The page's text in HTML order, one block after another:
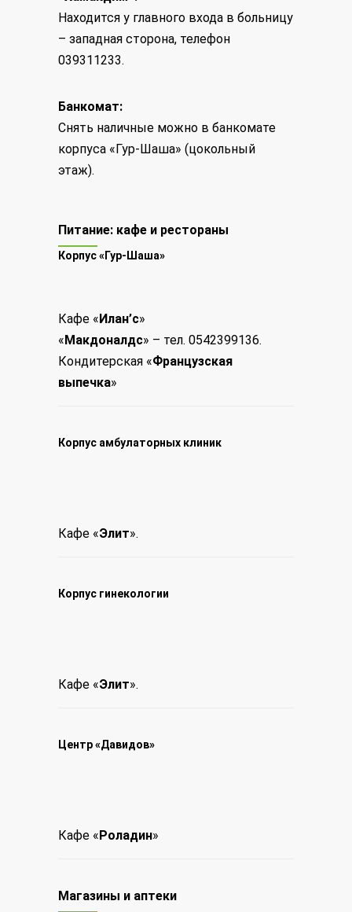
Находится у главного входа в больницу
– западная сторона, телефон
039311233.
Банкомат:
Снять наличные можно в банкомате
корпуса «Гур-Шаша» (цокольный
этаж).
Питание: кафе и рестораны
Корпус «Гур-Шаша»
Кафе « Илан’c»
« Макдоналдс» – тел. 0542399136.
Кондитерская «Французская
выпечка»
Корпус амбулаторных клиник
Кафе «Элит».
Корпус гинекологии
Кафе «Элит».
Центр «Давидов»
Кафе « Роладин»
Магазины и аптеки